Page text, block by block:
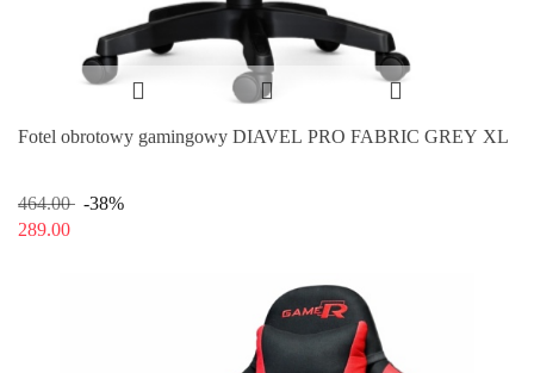
Fotel obrotowy gamingowy DIAVEL PRO FABRIC GREY XL
464.00
-38%
289.00